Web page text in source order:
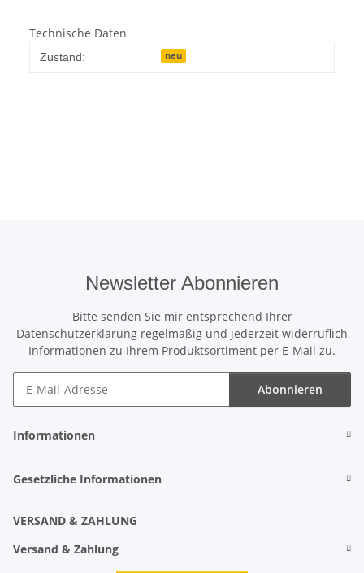
Technische Daten
Zustand: neu
Newsletter Abonnieren
Bitte senden Sie mir entsprechend Ihrer
Datenschutzerklärung regelmäßig und jederzeit widerruflich
Informationen zu Ihrem Produktsortiment per E-Mail zu.
Abonnieren
Informationen
Gesetzliche Informationen
VERSAND & ZAHLUNG
Versand & Zahlung